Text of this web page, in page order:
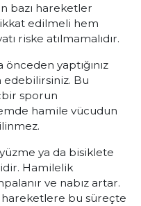
bazı hareketler
edilmeli hem
riske atılmamalıdır.
yaptığınız
edebilirsiniz. Bu
sporun
hamile vücudun
ya da bisiklete
Hamilelik
ve nabız artar.
hareketlere bu süreçte